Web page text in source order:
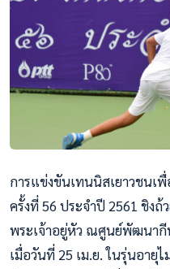
การแข่งขันเทนนิสเยาวชนเ
ครั้งที่ 56 ประจำปี 2561 ชิงถ้
พระเจ้าอยู่หัว ณศูนย์พัฒนากี
เมื่อวันที่ 25 เม.ย. ในรุ่นอายุ